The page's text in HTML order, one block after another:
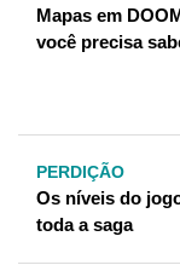
Mapas em
você precisa
PERDIÇÃO
Os níveis do
toda a saga